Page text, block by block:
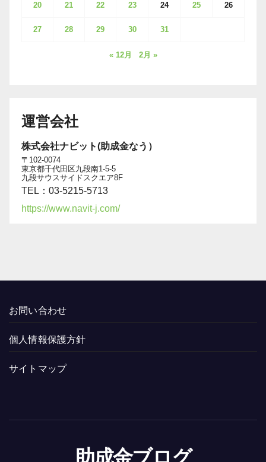
20 21 22 23 24 25 26
27 28 29 30 31
« 12月 2月 »
運営会社
株式会社ナビット(助成金なう）
〒102-0074
東京都千代田区九段南1-5-5
九段サウスサイドスクエア8F
TEL：03-5215-5713
https://www.navit-j.com/
お問い合わせ
個人情報保護方針
サイトマップ